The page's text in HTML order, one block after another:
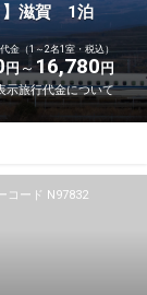
】滋賀 1泊
金（1～2名1室・税込）
円 16,780円
示旅行代金について
コード N97832